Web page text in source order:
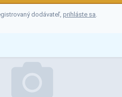
dodávateľ,prihláste sa.